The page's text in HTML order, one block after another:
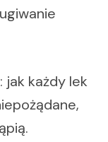
jak każdy lek